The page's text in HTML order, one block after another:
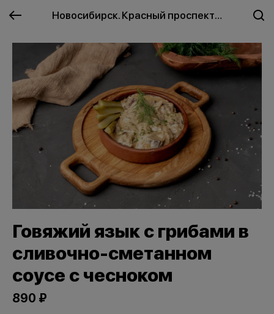
Новосибирск. Красный проспект
Говяжий язык с грибами в
сливочно-сметанном
соусе с чесноком
890 ₽